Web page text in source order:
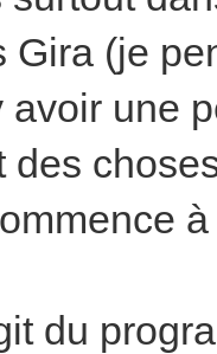
Gira (je
avoir une
des
du